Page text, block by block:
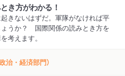
き方がわかる！
きないはずだ。軍隊がなければ平
うか？ 国際関係の読みとき方を
考えます。
治・経済部門）